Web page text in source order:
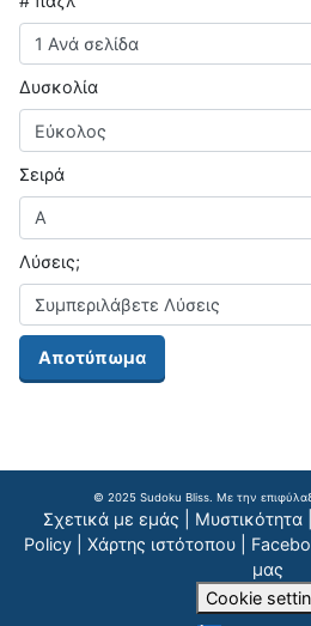
Δυσκολία
Σειρά
Λύσεις;
Αποτύπωμα
© 2025 Sudoku Bliss. Με την
Σχετικά με εμάς Μυστικότητα
Policy
Χάρτης ιστότοπου
μας
Cookie